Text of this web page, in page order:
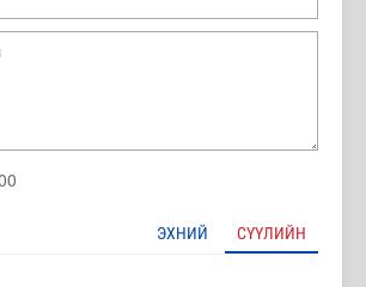
ЭХНИЙ СҮҮЛИЙН